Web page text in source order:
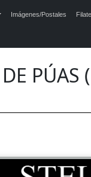
Imágenes/Postales